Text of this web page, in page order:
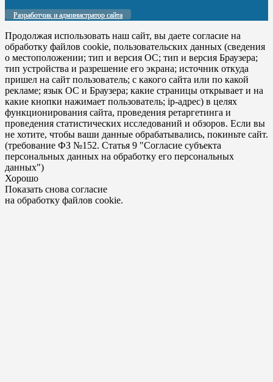
Разработчик и администратор сайта
Продолжая использовать наш сайт, вы даете согласие на
обработку файлов cookie, пользовательских данных (сведения
о местоположении; тип и версия ОС; тип и версия Браузера;
тип устройства и разрешение его экрана; источник откуда
пришел на сайт пользователь; с какого сайта или по какой
рекламе; язык ОС и Браузера; какие страницы открывает и на
какие кнопки нажимает пользователь; ip-адрес) в целях
функционирования сайта, проведения ретаргетинга и
проведения статистических исследований и обзоров. Если вы
не хотите, чтобы ваши данные обрабатывались, покиньте сайт.
(требование ФЗ №152. Статья 9 "Согласие субъекта
персональных данных на обработку его персональных
данных")
Хорошо
Показать снова согласие
на обработку файлов cookie.